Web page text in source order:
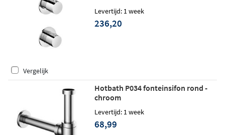
weg omstel - chroom
Levertijd: 1 week
236,20
Vergelijk
Hotbath P034 fonteinsifon rond -
chroom
Levertijd: 1 week
68,99